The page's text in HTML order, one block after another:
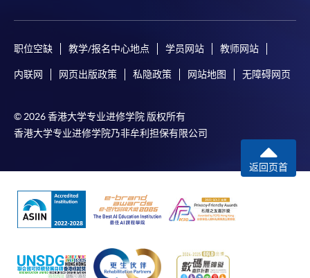
职位空缺 教学/报名中心地点 学员网站 教师网站
内联网 网页出版政策 私隐政策 网站地图 无障碍网页
© 2026 香港大学专业进修学院 版权所有
香港大学专业进修学院乃非牟利担保有限公司
返回页首